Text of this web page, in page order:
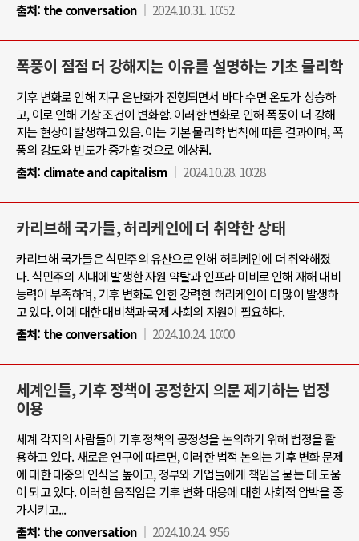
출처: the conversation 2024.10.31. 10:52
폭풍이 점점 더 강해지는 이유를 설명하는 기초 물리학
기후 변화로 인해 지구 온난화가 진행되면서 바다 수면 온도가 상승하
고, 이로 인해 기상 조건이 변화함. 이러한 변화로 인해 폭풍이 더 강해
지는 현상이 발생하고 있음. 이는 기본 물리학 법칙에 따른 결과이며, 폭
풍의 강도와 빈도가 증가할 것으로 예상됨.
출처: climate and capitalism 2024.10.28. 10:28
카리브해 국가들, 허리케인에 더 취약한 상태
카리브해 국가들은 식민주의 유산으로 인해 허리케인에 더 취약해졌
다. 식민주의 시대에 발생한 자원 약탈과 인프라 미비로 인해 재해 대비
능력이 부족하며, 기후 변화로 인한 강력한 허리케인이 더 많이 발생하
고 있다. 이에 대한 대비책과 국제 사회의 지원이 필요하다.
출처: the conversation 2024.10.24. 10:00
세계인들, 기후 정책이 공정한지 의문 제기하는 법정
이용
세계 각지의 사람들이 기후 정책의 공정성을 논의하기 위해 법정을 활
용하고 있다. 새로운 연구에 따르면, 이러한 법적 논의는 기후 변화 문제
에 대한 대중의 인식을 높이고, 정부와 기업들에게 책임을 묻는 데 도움
이 되고 있다. 이러한 움직임은 기후 변화 대응에 대한 사회적 압박을 증
가시키고...
출처: the conversation 2024.10.24. 9:56